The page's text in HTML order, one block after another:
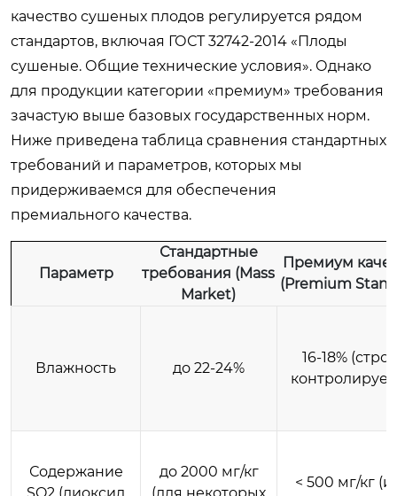
качество сушеных плодов регулируется рядом
стандартов, включая ГОСТ 32742-2014 «Плоды
сушеные. Общие технические условия». Однако
для продукции категории «премиум» требования
зачастую выше базовых государственных норм.
Ниже приведена таблица сравнения стандартных
требований и параметров, которых мы
придерживаемся для обеспечения
премиального качества.
Параметр
Стандартные
требования (Mass
Market)
Премиум
(Premium
Влажность до 22-24%
16-18%
Содержание
SO2 (диоксид
до 2000 мг/кг
(для некоторых
< 500 мг/кг